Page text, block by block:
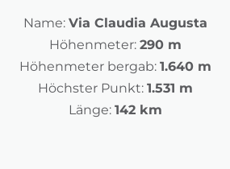
Name: Via Claudia Augusta
Höhenmeter: 290 m
Höhenmeter bergab: 1.640 m
Höchster Punkt: 1.531 m
Länge: 142 km